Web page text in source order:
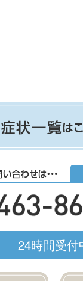
24時間受付